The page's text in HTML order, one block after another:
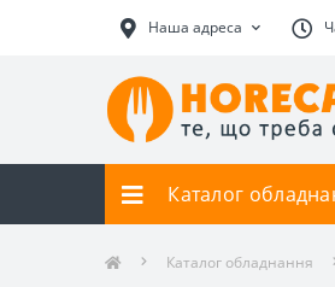
Наша адреса
Каталог
Каталог обладнання